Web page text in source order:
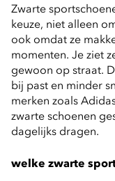
Zwarte
keuze, niet alleen
ook omdat ze
momenten. Je ziet
gewoon op straat.
bij past en minder
merken zoals
zwarte schoenen
dagelijks dragen.
welke zwarte